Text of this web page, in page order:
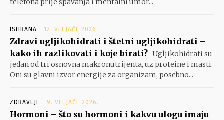
telefona prije spavanja i mentalni umor...
ISHRANA 12. VELJAČE 2026.
Zdravi ugljikohidrati i štetni ugljikohidrati –
kako ih razlikovati i koje birati? Ugljikohidrati su
jedan od tri osnovna makronutrijenta, uz proteine i masti.
Oni su glavni izvor energije za organizam, posebno...
ZDRAVLJE 9. VELJAČE 2026.
Hormoni – što su hormoni i kakvu ulogu imaju